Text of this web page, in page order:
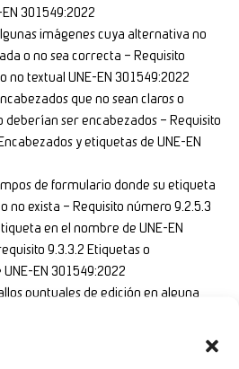
301549:2022
imágenes cuya alternativa no
o no sea correcta – Requisito
no textual UNE-EN 301549:2022
que no sean claros o
deberían ser encabezados – Requisito
y etiquetas de UNE-EN
de formulario donde su etiqueta
no exista – Requisito número 9.2.5.3
en el nombre de UNE-EN
9.3.3.2 Etiquetas o
EN 301549:2022
puntuales de edición en alguna
No resulta aplicable.
del ámbito de la legislación